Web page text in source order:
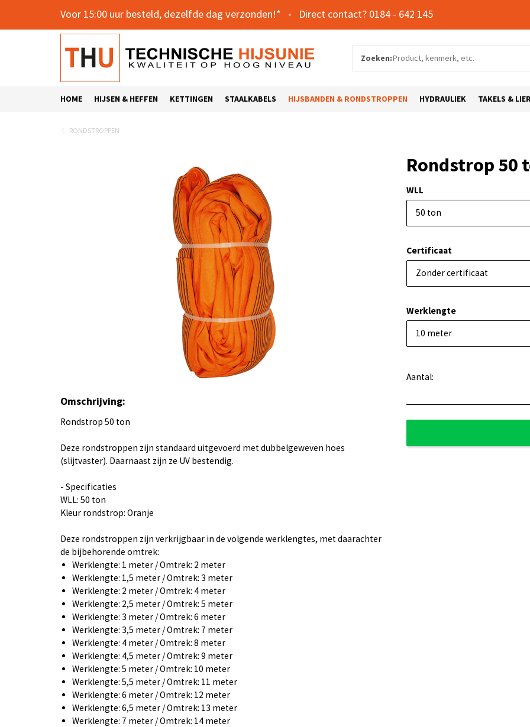
Voor 15:00 uur besteld, dezelfde dag verzonden!* 0184 - 642 145
Zoeken:
HOME HIJSEN & HEFFEN KETTINGEN STAALKABELS HIJSBANDEN & RONDSTROPPEN HYDRAULIEK TAKELS &
RONDSTROPPEN
Omschrijving:
Rondstrop 50 ton
Deze rondstroppen zijn standaard uitgevoerd met dubbelgeweven hoes
(slijtvaster). Daarnaast zijn ze UV bestendig.
- Specificaties
WLL: 50 ton
Kleur rondstrop: Oranje
Deze rondstroppen zijn verkrijgbaar in de volgende werklengtes, met daarachter
de bijbehorende omtrek:
Werklengte: 1 meter / Omtrek: 2 meter
Werklengte: 1,5 meter / Omtrek: 3 meter
Werklengte: 2 meter / Omtrek: 4 meter
Werklengte: 2,5 meter / Omtrek: 5 meter
Werklengte: 3 meter / Omtrek: 6 meter
Werklengte: 3,5 meter / Omtrek: 7 meter
Werklengte: 4 meter / Omtrek: 8 meter
Werklengte: 4,5 meter / Omtrek: 9 meter
Werklengte: 5 meter / Omtrek: 10 meter
Werklengte: 5,5 meter / Omtrek: 11 meter
Werklengte: 6 meter / Omtrek: 12 meter
Werklengte: 6,5 meter / Omtrek: 13 meter
Werklengte: 7 meter / Omtrek: 14 meter
Rondstrop 50
WLL
50 ton
Certificaat
Zonder certificaat
Werklengte
10 meter
Aantal: